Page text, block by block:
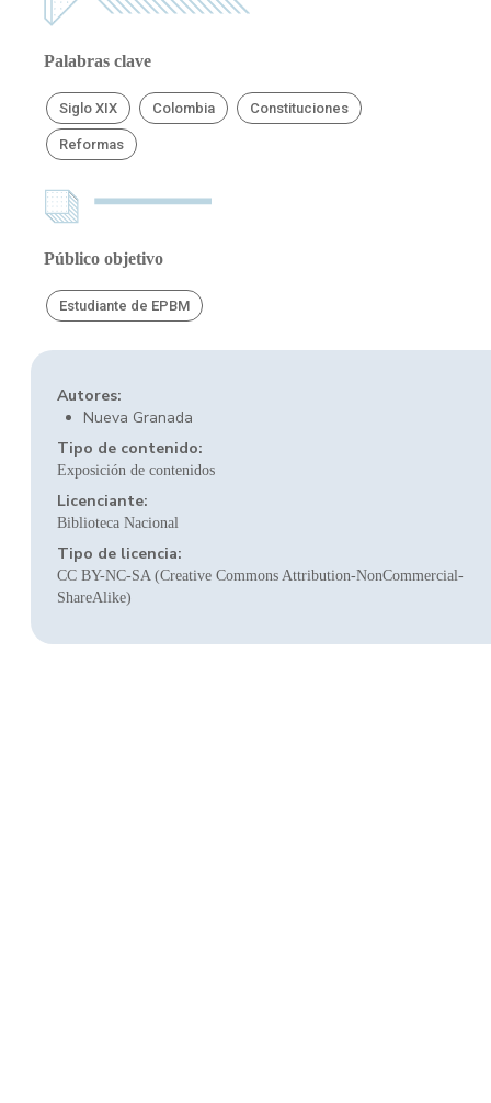
Palabras clave
Siglo XIX Colombia Constituciones
Reformas
Público objetivo
Estudiante de EPBM
Autores:
Nueva Granada
Tipo de contenido:
Exposición de contenidos
Licenciante:
Biblioteca Nacional
Tipo de licencia:
CC BY-NC-SA (Creative Commons Attribution-NonCommercial-
ShareAlike)